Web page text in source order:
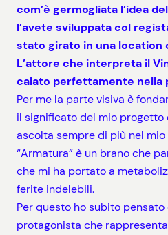
com’è germogliata l’idea
l’avete sviluppata col
stato girato in una location
L’attore che interpreta il
calato perfettamente nella
Per me la parte visiva è
il significato del mio
ascolta sempre di più nel mio
“Armatura” è un brano che
che mi ha portato a
ferite indelebili.
Per questo ho subito
protagonista che